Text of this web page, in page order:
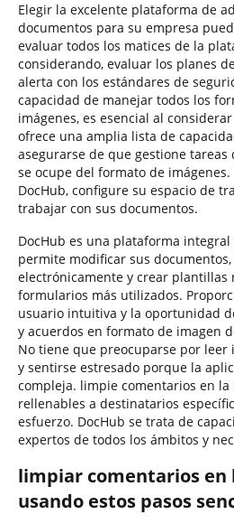
Elegir la excelente plataforma de
documentos para su empresa
evaluar todos los matices de la
considerando, evaluar los planes
alerta con los estándares de
capacidad de manejar todos los
imágenes, es esencial al
ofrece una amplia lista de
asegurarse de que gestione
se ocupe del formato de
DocHub, configure su espacio de
trabajar con sus documentos.
DocHub es una plataforma
permite modificar sus
electrónicamente y crear plantillas
formularios más utilizados.
usuario intuitiva y la oportunidad
y acuerdos en formato de imagen
No tiene que preocuparse por
y sentirse estresado porque la
compleja. limpie comentarios en la
rellenables a destinatarios
esfuerzo. DocHub se trata de
expertos de todos los ámbitos y
limpiar comentarios en
usando estos pasos